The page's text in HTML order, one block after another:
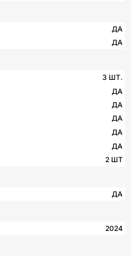
ДА
ДА
3 ШТ.
ДА
ДА
ДА
ДА
ДА
2 ШТ
ДА
2024